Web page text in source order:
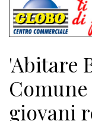
del
sito
Meteo
CONTATTI
'Abitare
giovani